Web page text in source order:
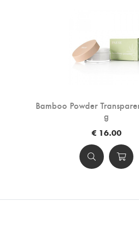
Bamboo Powder
g
€ 16.00